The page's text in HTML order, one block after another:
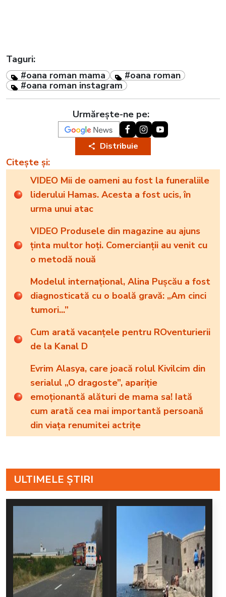
Taguri:
#oana roman mama
#oana roman
#oana roman instagram
Urmărește-ne pe:
Distribuie
Citește și:
VIDEO Mii de oameni au fost la funeraliile
liderului Hamas. Acesta a fost ucis, în
urma unui atac
VIDEO Produsele din magazine au ajuns
ținta multor hoți. Comercianții au venit cu
o metodă nouă
Modelul internațional, Alina Pușcău a fost
diagnosticată cu o boală gravă: „Am cinci
tumori...”
Cum arată vacanțele pentru ROventurierii
de la Kanal D
Evrim Alasya, care joacă rolul Kivilcim din
serialul „O dragoste”, apariție
emoționantă alături de mama sa! Iată
cum arată cea mai importantă persoană
din viața renumitei actrițe
ULTIMELE ȘTIRI